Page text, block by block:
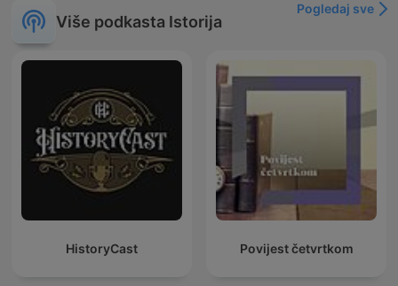
Više podkasta Istorija
Pogledaj sve
HistoryCast Povijest četvrtkom